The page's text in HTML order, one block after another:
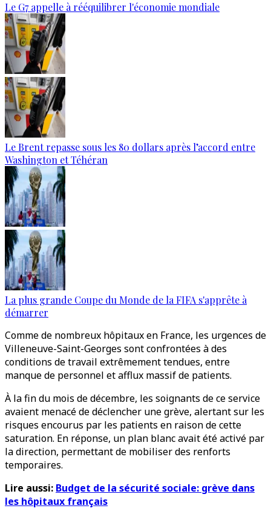
Le G7 appelle à rééquilibrer l'économie mondiale
Le Brent repasse sous les 80 dollars après l’accord entre
Washington et Téhéran
La plus grande Coupe du Monde de la FIFA s'apprête à
démarrer
Comme de nombreux hôpitaux en France, les urgences de
Villeneuve-Saint-Georges sont confrontées à des
conditions de travail extrêmement tendues, entre
manque de personnel et afflux massif de patients.
À la fin du mois de décembre, les soignants de ce service
avaient menacé de déclencher une grève, alertant sur les
risques encourus par les patients en raison de cette
saturation. En réponse, un plan blanc avait été activé par
la direction, permettant de mobiliser des renforts
temporaires.
Lire aussi: Budget de la sécurité sociale: grève dans
les hôpitaux français